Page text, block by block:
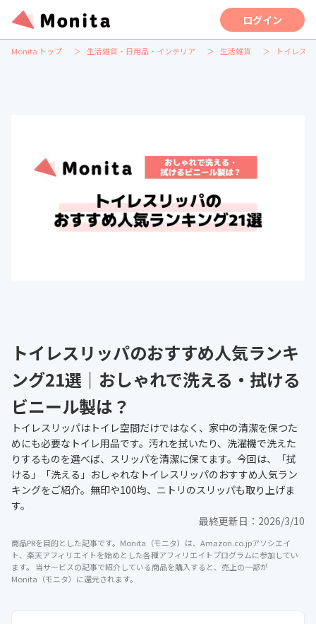
ログイン
Monita トップ 生活雑貨・日用品・インテリア 生活雑貨 トイレス
トイレスリッパのおすすめ人気ランキ
ング21選｜おしゃれで洗える・拭ける
ビニール製は？
トイレスリッパはトイレ空間だけではなく、家中の清潔を保つた
めにも必要なトイレ用品です。汚れを拭いたり、洗濯機で洗えた
りするものを選べば、スリッパを清潔に保てます。今回は、「拭
ける」「洗える」おしゃれなトイレスリッパのおすすめ人気ラン
キングをご紹介。無印や100均、ニトリのスリッパも取り上げま
す。
最終更新日： 2026/3/10
商品PRを目的とした記事です。Monita（モニタ）は、Amazon.co.jpアソシエイ
ト、楽天アフィリエイトを始めとした各種アフィリエイトプログラムに参加してい
ます。 当サービスの記事で紹介している商品を購入すると、売上の一部が
Monita（モニタ）に還元されます。